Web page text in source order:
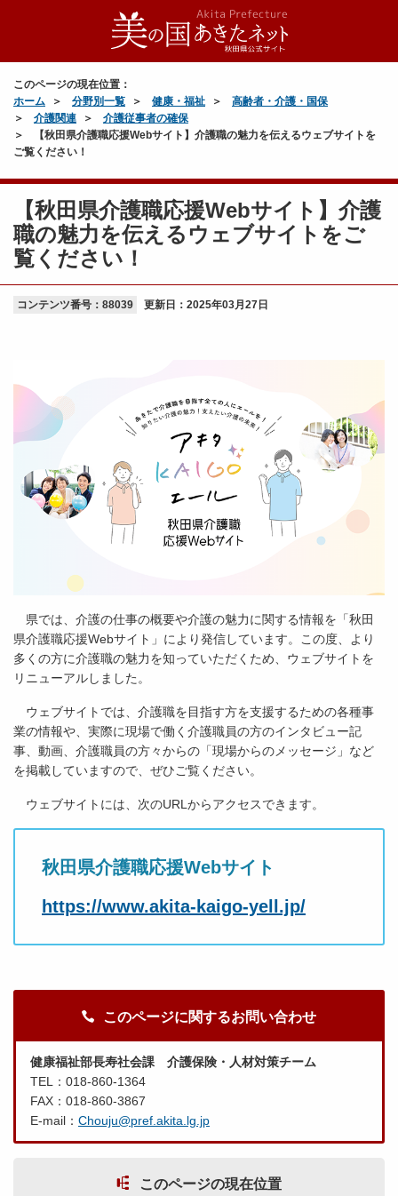
このページの現在位置：
ホーム
分野別一覧 健康・福祉
高齢者・介護・国保
介護関連
介護従事者の確保
【秋田県介護職応援Webサイト】介護職の魅力を伝えるウェブサイトを
ご覧ください！
【秋田県介護職応援Webサイト】介護
職の魅力を伝えるウェブサイトをご
覧ください！
コンテンツ番号：88039 更新日： 2025年03月27日
県では、介護の仕事の概要や介護の魅力に関する情報を「秋田
県介護職応援Webサイト」により発信しています。この度、より
多くの方に介護職の魅力を知っていただくため、ウェブサイトを
リニューアルしました。
ウェブサイトでは、介護職を目指す方を支援するための各種事
業の情報や、実際に現場で働く介護職員の方のインタビュー記
事、動画、介護職員の方々からの「現場からのメッセージ」など
を掲載していますので、ぜひご覧ください。
ウェブサイトには、次のURLからアクセスできます。
秋田県介護職応援Webサイト
https://www.akita-kaigo-yell.jp/
このページに関するお問い合わせ
健康福祉部長寿社会課 介護保険・人材対策チーム
TEL：018-860-1364
FAX：018-860-3867
E-mail： Chouju@pref.akita.lg.jp
このページの現在位置